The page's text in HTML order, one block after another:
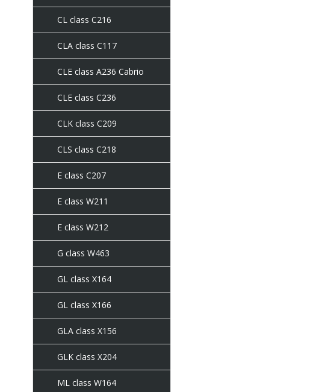
CL class C216
CLA class C117
CLE class A236 Cabrio
CLE class C236
CLK class C209
CLS class C218
E class C207
E class W211
E class W212
G class W463
GL class X164
GL class X166
GLA class X156
GLK class X204
ML class W164